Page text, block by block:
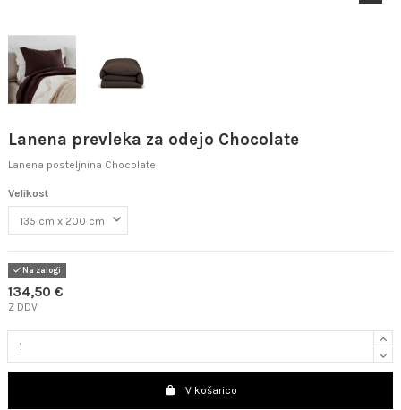
Lanena prevleka za odejo Chocolate
Lanena posteljnina Chocolate
Velikost
Na zalogi
134,50 €
Z DDV
V košarico